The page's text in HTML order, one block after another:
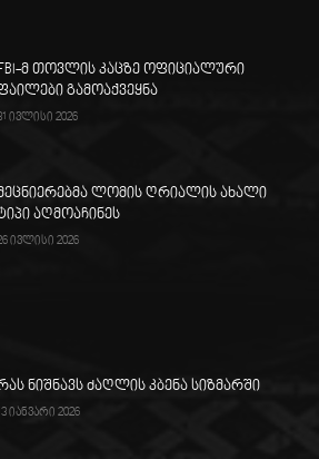
მ თოვლის კაცზე ოფიციალური
გამოაქვეყნა
ივლისი 2026
ლომის ღრიალის ახალი
აღმოაჩინეს
ივლისი 2026
ნიშნავს ძაღლის კბენა სიზმარში
იანვარი 2026